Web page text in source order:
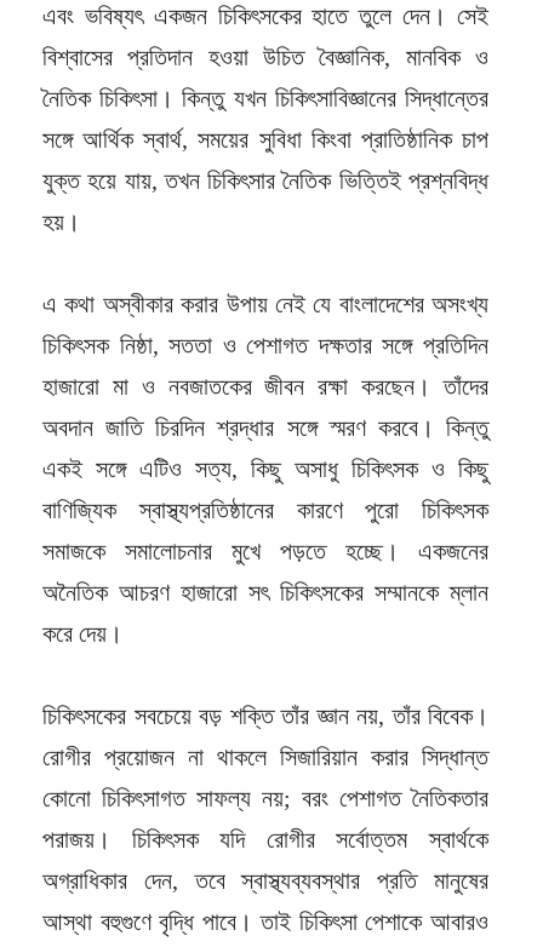
এবং ভবিষ্যৎ একজন চিকিৎসকের হাতে তুলে দেন। সেই
বিশ্বাসের প্রতিদান হওয়া উচিত বৈজ্ঞানিক, মানবিক ও
নৈতিক চিকিৎসা। কিন্তু যখন চিকিৎসাবিজ্ঞানের সিদ্ধান্তের
সঙ্গে আর্থিক স্বার্থ, সময়ের সুবিধা কিংবা প্রাতিষ্ঠানিক চাপ
যুক্ত হয়ে যায়, তখন চিকিৎসার নৈতিক ভিত্তিই প্রশ্নবিদ্ধ
হয়।
এ কথা অস্বীকার করার উপায় নেই যে বাংলাদেশের অসংখ্য
চিকিৎসক নিষ্ঠা, সততা ও পেশাগত দক্ষতার সঙ্গে প্রতিদিন
হাজারো মা ও নবজাতকের জীবন রক্ষা করছেন। তাঁদের
অবদান জাতি চিরদিন শ্রদ্ধার সঙ্গে স্মরণ করবে। কিন্তু
একই সঙ্গে এটিও সত্য, কিছু অসাধু চিকিৎসক ও কিছু
বাণিজ্যিক স্বাস্থ্যপ্রতিষ্ঠানের কারণে পুরো চিকিৎসক
সমাজকে সমালোচনার মুখে পড়তে হচ্ছে। একজনের
অনৈতিক আচরণ হাজারো সৎ চিকিৎসকের সম্মানকে ম্লান
করে দেয়।
চিকিৎসকের সবচেয়ে বড় শক্তি তাঁর জ্ঞান নয়, তাঁর বিবেক।
রোগীর প্রয়োজন না থাকলে সিজারিয়ান করার সিদ্ধান্ত
কোনো চিকিৎসাগত সাফল্য নয়; বরং পেশাগত নৈতিকতার
পরাজয়। চিকিৎসক যদি রোগীর সর্বোত্তম স্বার্থকে
অগ্রাধিকার দেন, তবে স্বাস্থ্যব্যবস্থার প্রতি মানুষের
আস্থা বহুগুণে বৃদ্ধি পাবে। তাই চিকিৎসা পেশাকে আবারও